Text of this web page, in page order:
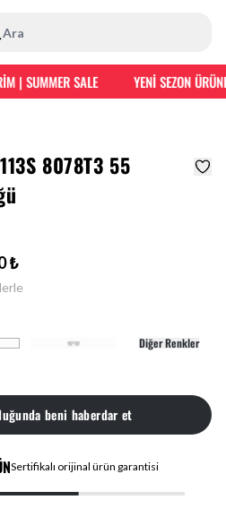
Ara
| SUMMER SALE YENİ SEZON
8078T3 55
₺
Diğer Renkler
beni haberdar et
Sertifikalı orijinal ürün garantisi